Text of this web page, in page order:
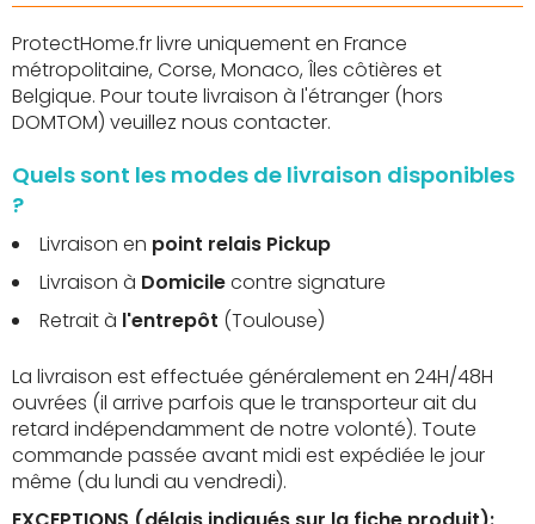
ProtectHome.fr livre uniquement en France
métropolitaine, Corse, Monaco, Îles côtières et
Belgique. Pour toute livraison à l'étranger (hors
DOMTOM) veuillez nous contacter.
Quels sont les modes de livraison disponibles
?
Livraison en point relais Pickup
Livraison à Domicilecontre signature
Retrait à l'entrepôt (Toulouse)
La livraison est effectuée généralement en 24H/48H
ouvrées (il arrive parfois que le transporteur ait du
retard indépendamment de notre volonté). Toute
commande passée avant midi est expédiée le jour
même (du lundi au vendredi).